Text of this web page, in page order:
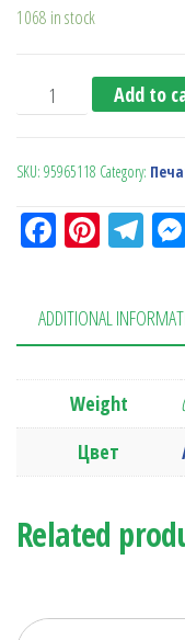
1068 in stock
Надувная подушка
Add to
SKU: 95965118 Category:
Fa
bo
ok
Pi
er
es
t
Te
gr
a
m
ADDITIONAL
Weight
Цвет
Related